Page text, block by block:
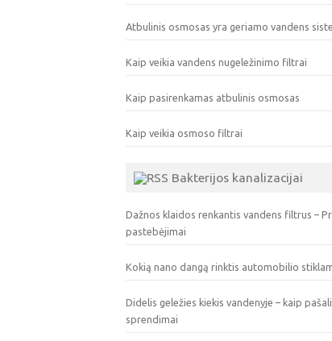
Atbulinis osmosas yra geriamo vandens
Kaip veikia vandens nugeležinimo filtrai
Kaip pasirenkamas atbulinis osmosas
Kaip veikia osmoso filtrai
Bakterijos kanalizacijai
Dažnos klaidos renkantis vandens filtrus –
pastebėjimai
Kokią nano dangą rinktis automobilio
Didelis geležies kiekis vandenyje – kaip
sprendimai